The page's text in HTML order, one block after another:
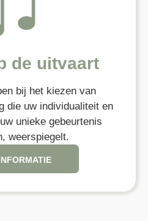
de uitvaart
bij het kiezen van
die uw individualiteit en
unieke gebeurtenis
weerspiegelt.